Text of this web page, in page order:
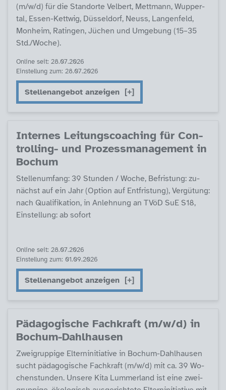
(m/w/d) für die Stand­or­te Vel­bert, Mett­mann, Wup­per­
tal, Es­sen-Kett­wig, Düs­sel­dorf, Neuss, Lan­gen­feld,
Mon­heim, Ra­tin­gen, Jüchen und Um­ge­bung (15–35
Std./Wo­che).
Online seit: 28.07.2026
Einstellung zum: 28.07.2026
Stellenangebot anzeigen
In­ter­nes Lei­tungs­coa­ching für Con­
trol­ling- und Pro­zess­ma­na­ge­ment in
Bochum
Stel­len­um­fang: 39 Stun­den / Wo­che, Be­fris­tung: zu­
nächst auf ein Jahr (Op­ti­on auf Ent­fris­tung), Ver­gü­tung:
nach Qua­li­fi­ka­ti­on, in An­leh­nung an TVöD SuE S18,
Ein­stel­lung: ab so­fort
Online seit: 28.07.2026
Einstellung zum: 01.09.2026
Stellenangebot anzeigen
Päda­go­gi­sche Fach­kraft (m/w/d) in
Bochum-Dahl­hau­sen
Zwei­grup­pi­ge El­tern­in­i­tia­ti­ve in Bochum-Dahl­hau­sen
sucht päda­go­gi­sche Fach­kraft (m/w/d) mit ca. 39 Wo­
chen­stun­den. Un­se­re Ki­ta Lum­mer­land ist ei­ne zwei­